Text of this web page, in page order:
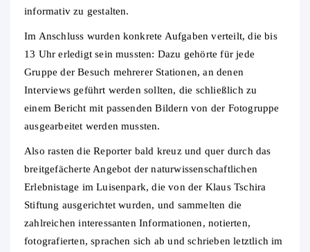
informativ zu gestalten.
Im Anschluss wurden konkrete Aufgaben verteilt, die bis
13 Uhr erledigt sein mussten: Dazu gehörte für jede
Gruppe der Besuch mehrerer Stationen, an denen
Interviews geführt werden sollten, die schließlich zu
einem Bericht mit passenden Bildern von der Fotogruppe
ausgearbeitet werden mussten.
Also rasten die Reporter bald kreuz und quer durch das
breitgefächerte Angebot der naturwissenschaftlichen
Erlebnistage im Luisenpark, die von der Klaus Tschira
Stiftung ausgerichtet wurden, und sammelten die
zahlreichen interessanten Informationen, notierten,
fotografierten, sprachen sich ab und schrieben letztlich im